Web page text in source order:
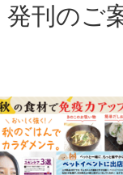
発刊のご